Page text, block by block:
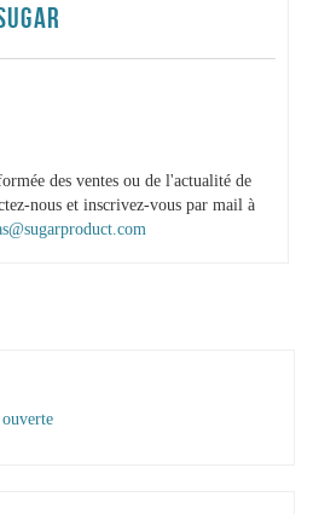
des ventes ou de l'actualité de
nous et inscrivez-vous par mail à